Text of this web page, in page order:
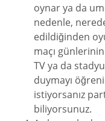
oynar ya da
nedenle,
edildiğinden
maçı
TV ya da
duymayı
istiyorsanız
biliyorsunuz.